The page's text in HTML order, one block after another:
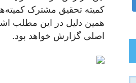
کمیته تحقیق مشترک
اصلی گزارش خواهد بود.